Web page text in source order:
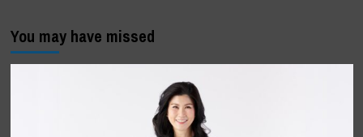
You may have missed